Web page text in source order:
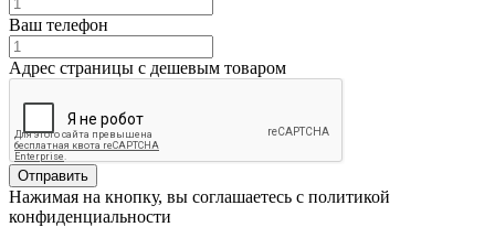
Ваш телефон
Адрес страницы с дешевым товаром
Отправить
Нажимая на кнопку, вы соглашаетесь с политикой
конфиденциальности